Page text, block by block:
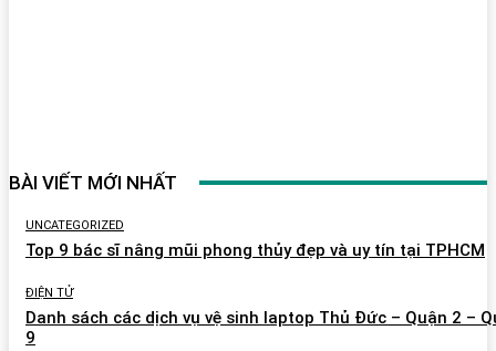
BÀI VIẾT MỚI NHẤT
UNCATEGORIZED
Top 9 bác sĩ nâng mũi phong thủy đẹp và uy tín tại TPHCM
ĐIỆN TỬ
Danh sách các dịch vụ vệ sinh laptop Thủ Đức – Quận 2 –
9